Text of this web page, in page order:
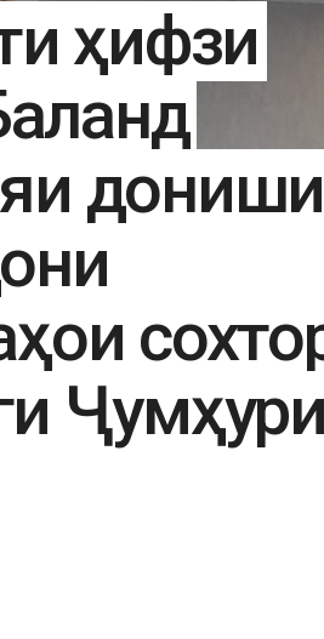
ҳифзи
дониши